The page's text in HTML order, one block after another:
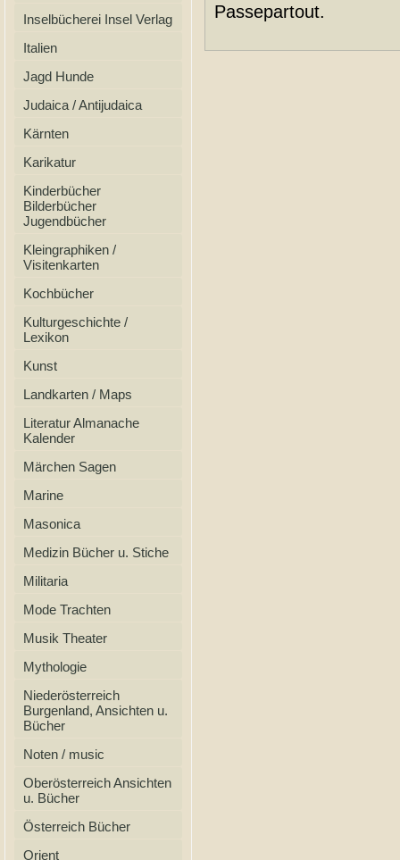
Inselbücherei Insel Verlag
Italien
Jagd Hunde
Judaica / Antijudaica
Kärnten
Karikatur
Kinderbücher
Bilderbücher
Jugendbücher
Kleingraphiken /
Visitenkarten
Kochbücher
Kulturgeschichte /
Lexikon
Kunst
Landkarten / Maps
Literatur Almanache
Kalender
Märchen Sagen
Marine
Masonica
Medizin Bücher u. Stiche
Militaria
Mode Trachten
Musik Theater
Mythologie
Niederösterreich
Burgenland, Ansichten u.
Bücher
Noten / music
Oberösterreich Ansichten
u. Bücher
Österreich Bücher
Orient
Passepartout.